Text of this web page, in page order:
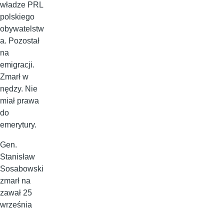
władze PRL
polskiego
obywatelstw
a. Pozostał
na
emigracji.
Zmarł w
nędzy. Nie
miał prawa
do
emerytury.
Gen.
Stanisław
Sosabowski
zmarł na
zawał 25
września